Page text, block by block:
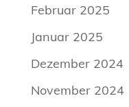
Februar 2025
Januar 2025
Dezember 2024
November 2024